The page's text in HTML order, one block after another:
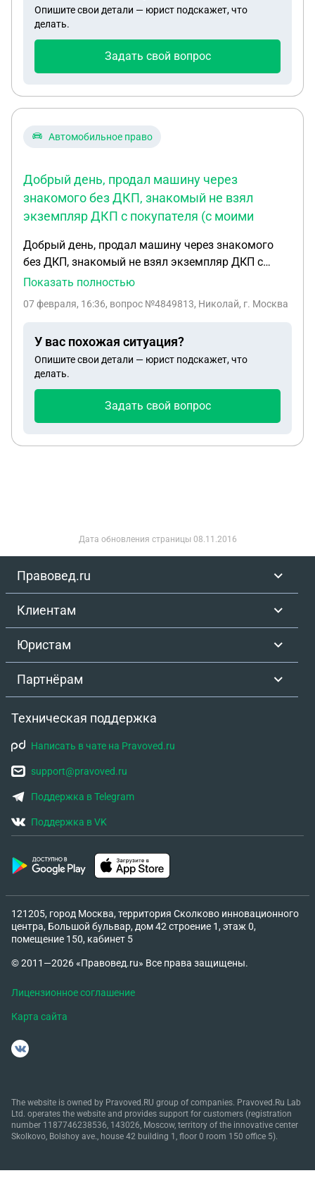
Опишите свои детали — юрист подскажет, что
делать.
Задать свой вопрос
Автомобильное право
Добрый день, продал машину через
знакомого без ДКП, знакомый не взял
экземпляр ДКП с покупателя (с моими
Добрый день, продал машину через знакомого
без ДКП, знакомый не взял экземпляр ДКП с
покупателя (с моими подписями), поэтому уже
новым владельцем нет возможности. Он на учет
Показать полностью
07 февраля, 16:36, вопрос №4849813, Николай, г. Москва
У вас похожая ситуация?
Опишите свои детали — юрист подскажет, что
делать.
Задать свой вопрос
Дата обновления страницы 08.11.2016
Правовед.ru
Клиентам
Юристам
Партнёрам
Техническая поддержка
Написать в чате на Pravoved.ru
support@pravoved.ru
Поддержка в Telegram
Поддержка в VK
121205, город Москва, территория Сколково инновационного
центра, Большой бульвар, дом 42 строение 1, этаж 0,
помещение 150, кабинет 5
© 2011—2026 «Правовед.ru» Все права защищены.
Лицензионное соглашение
Карта сайта
The website is owned by Pravoved.RU group of companies. Pravoved.Ru Lab
Ltd. operates the website and provides support for customers (registration
number 1187746238536, 143026, Moscow, territory of the innovative center
Skolkovo, Bolshoy ave., house 42 building 1, floor 0 room 150 office 5).